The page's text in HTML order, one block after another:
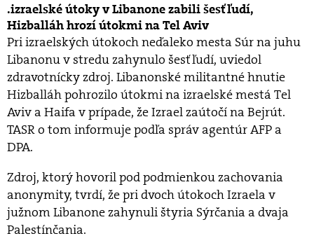
izraelské útoky v Libanone zabili šesť ľudí,
Hizballáh hrozí útokmi na Tel Aviv
Pri izraelských útokoch neďaleko mesta Súr na juhu
Libanonu v stredu zahynulo šesť ľudí, uviedol
zdravotnícky zdroj. Libanonské militantné hnutie
Hizballáh pohrozilo útokmi na izraelské mestá Tel
Aviv a Haifa v prípade, že Izrael zaútočí na Bejrút.
TASR o tom informuje podľa správ agentúr AFP a
DPA.
Zdroj, ktorý hovoril pod podmienkou zachovania
anonymity, tvrdí, že pri dvoch útokoch Izraela v
južnom Libanone zahynuli štyria Sýrčania a dvaja
Palestínčania.